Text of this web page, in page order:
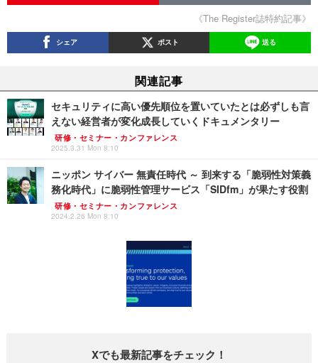
《The Register誌特約記事》
シェア ポスト 送る
関連記事
セキュリティに高い優先順位を置いていたとは必ずしも言
えない経営者が変化成長していくドキュメンタリー
研修・セミナー・カンファレンス
2025.3.31 Mon 8:10
ニッポン サイバー 無責任時代 ～ 到来する「脆弱性対策義
務化時代」に脆弱性管理サービス「SIDfm」が果たす役割
研修・セミナー・カンファレンス
2024.2.26 Mon 8:10
Xでも最新記事をチェック！